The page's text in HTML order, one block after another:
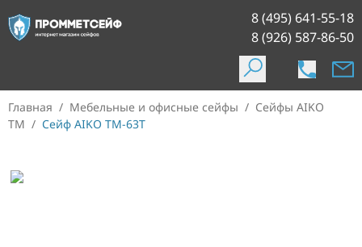
8 (495) 641-55-18
8 (926) 587-86-50
Главная / Мебельные и офисные сейфы / Сейфы AIKO
TM / Сейф AIKO TM-63Т